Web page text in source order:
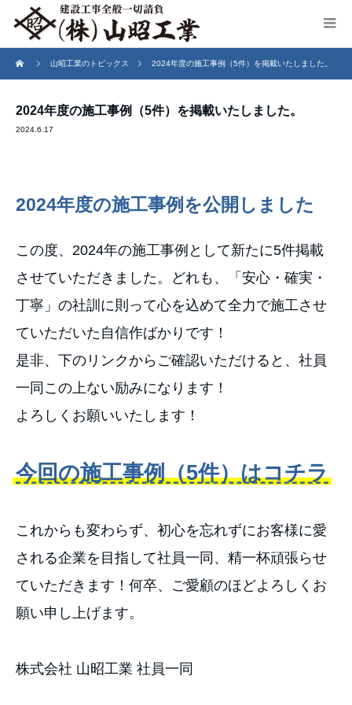
山昭工業のトピックス 2024年度の施工事例（5件）を掲載いたしました。
2024年度の施工事例（5件）を掲載いたしました。
2024.6.17
2024年度の施工事例を公開しました
この度、2024年の施工事例として新たに5件掲載
させていただきました。どれも、「安心・確実・
丁寧」の社訓に則って心を込めて全力で施工させ
ていただいた自信作ばかりです！
是非、下のリンクからご確認いただけると、社員
一同この上ない励みになります！
よろしくお願いいたします！
今回の施工事例（5件）はコチラ
これからも変わらず、初心を忘れずにお客様に愛
される企業を目指して社員一同、精一杯頑張らせ
ていただきます！何卒、ご愛顧のほどよろしくお
願い申し上げます。
株式会社 山昭工業 社員一同